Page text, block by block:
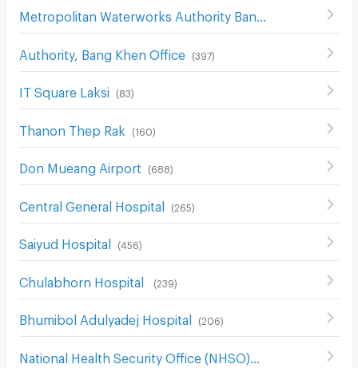
Authority, Bang Khen Office (397)
IT Square Laksi (83)
Thanon Thep Rak (160)
Don Mueang Airport (688)
Central General Hospital (265)
Saiyud Hospital (456)
Chulabhorn Hospital (239)
Bhumibol Adulyadej Hospital (206)